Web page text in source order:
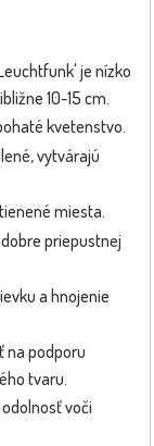
je nízko
10-15 cm.
kvetenstvo.
vytvárajú
miesta.
priepustnej
a hnojenie
na podporu
tvaru.
voči